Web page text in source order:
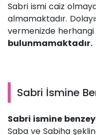
Sabri ismi caiz
almamaktadır.
vermenizde
bulunmamaktadır.
Sabri İsmine
Sabri ismine
Saba ve Sabiha